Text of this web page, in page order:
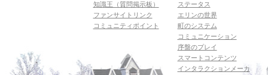
知識王（質問掲示板）
ファンサイトリンク
コミュニティポイント
ステータス
エリンの世界
町のシステム
コミュニケーション
序盤のプレイ
スマートコンテンツ
インタラクションメーカ